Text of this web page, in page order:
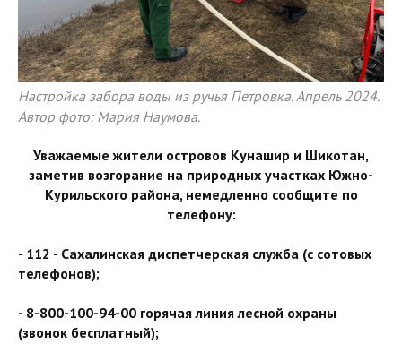
Настройка забора воды из ручья Петровка. Апрель 2024.
Автор фото: Мария Наумова.
Уважаемые жители островов Кунашир и Шикотан,
заметив возгорание на природных участках Южно-
Курильского района, немедленно сообщите по
телефону:
- 112 - Сахалинская диспетчерская служба (с сотовых
телефонов);
- 8-800-100-94-00 горячая линия лесной охраны
(звонок бесплатный);